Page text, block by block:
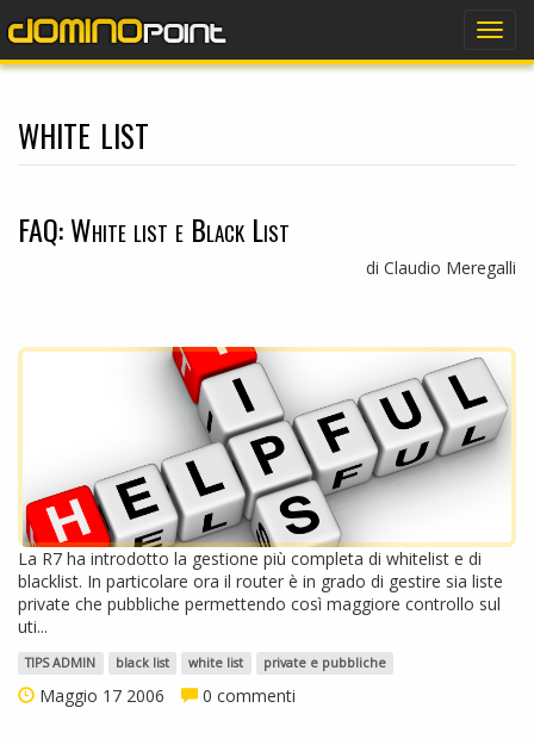
white list
FAQ: White list e Black List
di Claudio Meregalli
La R7 ha introdotto la gestione più completa di whitelist e di
blacklist. In particolare ora il router è in grado di gestire sia liste
private che pubbliche permettendo così maggiore controllo sul
uti...
TIPS ADMIN black list white list private e pubbliche
Maggio 17 2006 0 commenti